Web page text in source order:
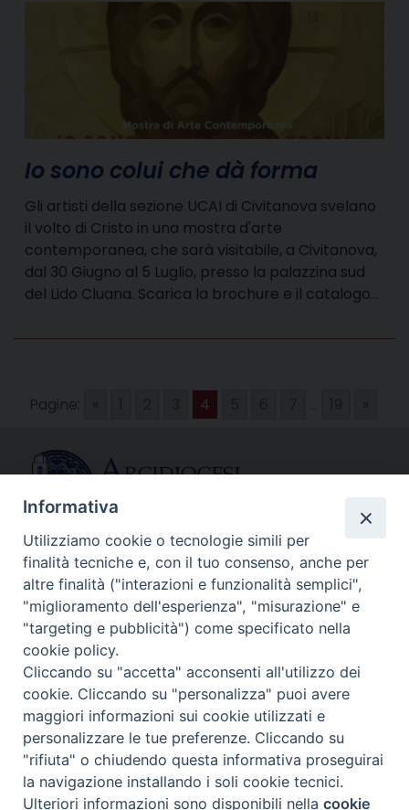
Io sono colui che dà forma
Gli artisti della sezione UCAI di Civitanova svelano
il volto di Cristo in una mostra d'arte
contemporanea, che sarà visitabile, a Civitanova,
dal 30 Giugno al 5 Luglio, presso la palazzina sud
del Lido Cluana. Scarica la brochure e il catalogo…
Pagine: 4
CONTATTI
info@fermodiocesi.it
pec:economato.diocesifermo@legalmail.it
SEGUICI SU
Facebook
Instagram
X YouTube
Feed
Copyright © Arcidiocesi di Fermo
Preferenze Cookie
Informativa
Utilizziamo cookie o tecnologie simili per
finalità tecniche e, con il tuo consenso, anche per
altre finalità ("interazioni e funzionalità semplici",
"miglioramento dell'esperienza", "misurazione" e
"targeting e pubblicità") come specificato nella
cookie policy.
Cliccando su "accetta" acconsenti all'utilizzo dei
cookie. Cliccando su "personalizza" puoi avere
maggiori informazioni sui cookie utilizzati e
personalizzare le tue preferenze. Cliccando su
"rifiuta" o chiudendo questa informativa proseguirai
la navigazione installando i soli cookie tecnici.
Ulteriori informazioni sono disponibili nellacookie